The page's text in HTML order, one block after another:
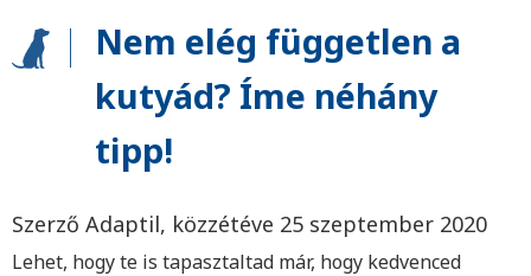
Nem elég független a
kutyád? Íme néhány
tipp!
Szerző Adaptil, közzétéve 25 szeptember 2020
Lehet, hogy te is tapasztaltad már, hogy kedvenced